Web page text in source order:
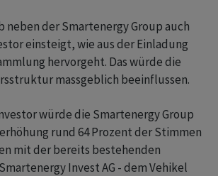
neben der Smartenergy Group auch
einsteigt, wie aus der Einladung
hervorgeht. Das würde die
massgeblich beeinflussen.
würde die Smartenergy Group
rund 64 Prozent der Stimmen
mit der bereits bestehenden
Invest AG - dem Vehikel